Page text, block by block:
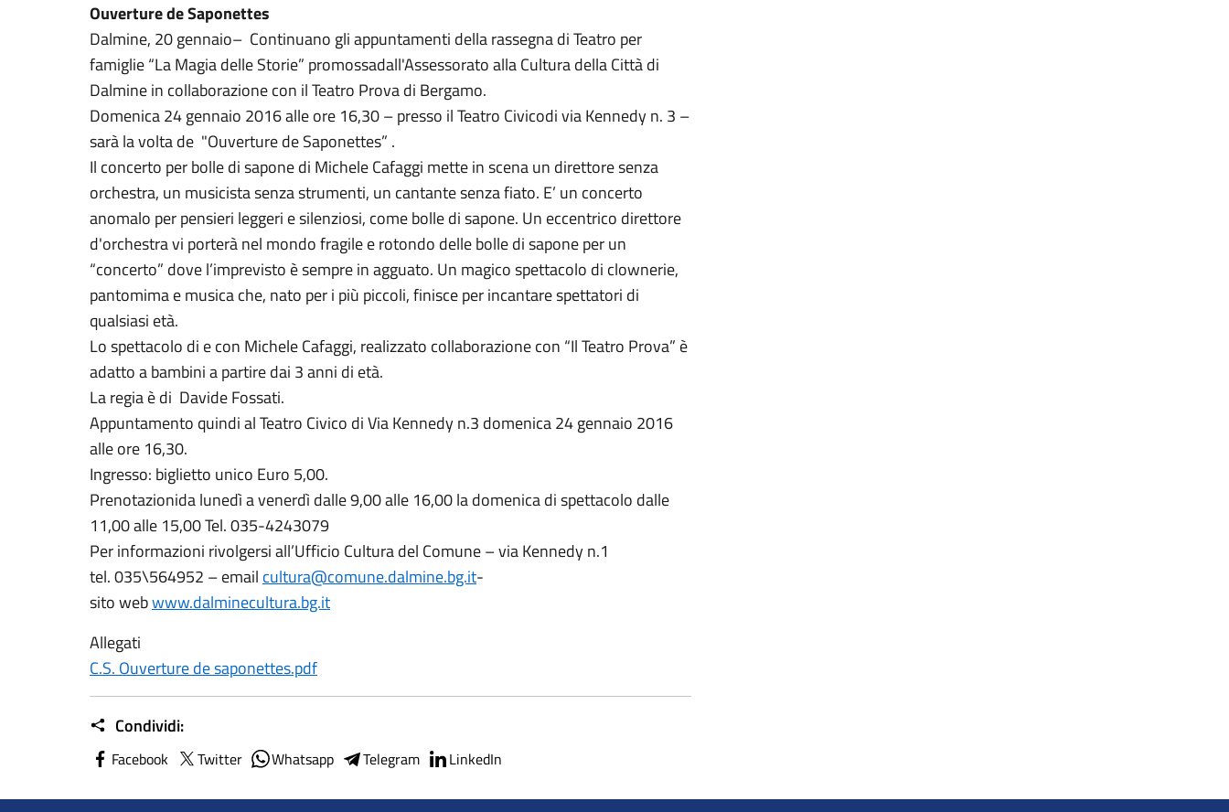
Ouverture de Saponettes
Dalmine, 20 gennaio– Continuano gli appuntamenti della rassegna di Teatro per
famiglie “La Magia delle Storie” promossadall'Assessorato alla Cultura della Città di
Dalmine in collaborazione con il Teatro Prova di Bergamo.
Domenica 24 gennaio 2016 alle ore 16,30 – presso il Teatro Civicodi via Kennedy n. 3 –
sarà la volta de "Ouverture de Saponettes” .
Il concerto per bolle di sapone di Michele Cafaggi mette in scena un direttore senza
orchestra, un musicista senza strumenti, un cantante senza fiato. E’ un concerto
anomalo per pensieri leggeri e silenziosi, come bolle di sapone. Un eccentrico direttore
d'orchestra vi porterà nel mondo fragile e rotondo delle bolle di sapone per un
“concerto” dove l’imprevisto è sempre in agguato. Un magico spettacolo di clownerie,
pantomima e musica che, nato per i più piccoli, finisce per incantare spettatori di
qualsiasi età.
Lo spettacolo di e con Michele Cafaggi, realizzato collaborazione con “Il Teatro Prova” è
adatto a bambini a partire dai 3 anni di età.
La regia è di Davide Fossati.
Appuntamento quindi al Teatro Civico di Via Kennedy n.3 domenica 24 gennaio 2016
alle ore 16,30.
Ingresso: biglietto unico Euro 5,00.
Prenotazionida lunedì a venerdì dalle 9,00 alle 16,00 la domenica di spettacolo dalle
11,00 alle 15,00 Tel. 035-4243079
Per informazioni rivolgersi all’Ufficio Cultura del Comune – via Kennedy n.1
tel. 035\564952 – email cultura@comune.dalmine.bg.it-
sito webwww.dalminecultura.bg.it
Allegati
C.S. Ouverture de saponettes.pdf
Condividi:
Facebook Twitter Whatsapp Telegram LinkedIn